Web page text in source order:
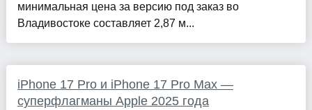
минимальная цена за версию под заказ во
Владивостоке составляет 2,87 м...
iPhone 17 Pro и iPhone 17 Pro Max —
суперфлагманы Apple 2025 года